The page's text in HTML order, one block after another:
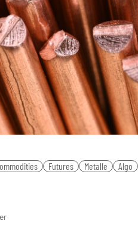
Futures Metalle Algo